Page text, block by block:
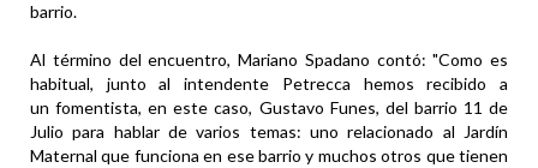
barrio.
Al término del encuentro, Mariano Spadano contó: "Como es
habitual, junto al intendente Petrecca hemos recibido a
un fomentista, en este caso, Gustavo Funes, del barrio 11 de
Julio para hablar de varios temas: uno relacionado al Jardín
Maternal que funciona en ese barrio y muchos otros que tienen